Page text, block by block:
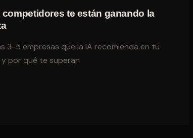
competidores te están ganando la
3-5 empresas que la IA recomienda en tu
y por qué te superan